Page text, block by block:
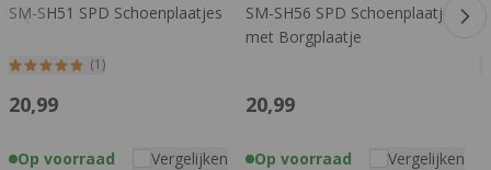
SM-SH51 SPD Schoenplaatjes
(1)
20,99
Op voorraad Vergelijken
SM-SH56 SPD Schoenplaatjes
met Borgplaatje
20,99
Op voorraad Vergelijken